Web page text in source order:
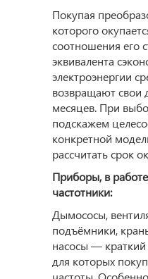
Покупая
которого
соотношения его
эквивалента
электроэнергии
возвращают свои
месяцев. При
подскажем
конкретной
рассчитать срок
Приборы, в
частотники:
Дымососы,
подъёмники,
насосы —
для которых